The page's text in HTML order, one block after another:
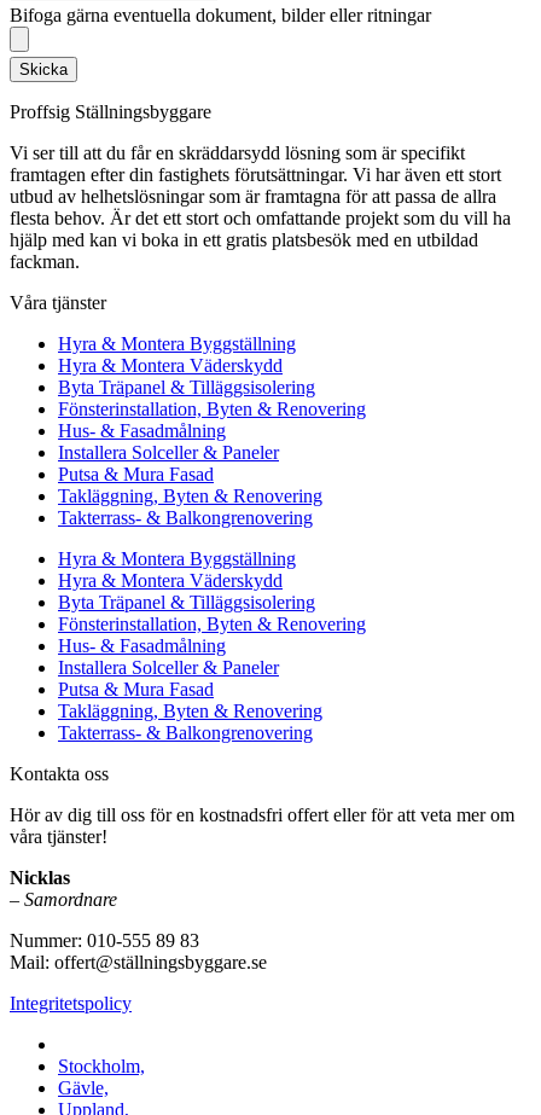
Bifoga gärna eventuella dokument, bilder eller ritningar
Skicka
Proffsig Ställningsbyggare
Vi ser till att du får en skräddarsydd lösning som är specifikt
framtagen efter din fastighets förutsättningar. Vi har även ett stort
utbud av helhetslösningar som är framtagna för att passa de allra
flesta behov. Är det ett stort och omfattande projekt som du vill ha
hjälp med kan vi boka in ett gratis platsbesök med en utbildad
fackman.
Våra tjänster
Hyra & Montera Byggställning
Hyra & Montera Väderskydd
Byta Träpanel & Tilläggsisolering
Fönsterinstallation, Byten & Renovering
Hus- & Fasadmålning
Installera Solceller & Paneler
Putsa & Mura Fasad
Takläggning, Byten & Renovering
Takterrass- & Balkongrenovering
Hyra & Montera Byggställning
Hyra & Montera Väderskydd
Byta Träpanel & Tilläggsisolering
Fönsterinstallation, Byten & Renovering
Hus- & Fasadmålning
Installera Solceller & Paneler
Putsa & Mura Fasad
Takläggning, Byten & Renovering
Takterrass- & Balkongrenovering
Kontakta oss
Hör av dig till oss för en kostnadsfri offert eller för att veta mer om
våra tjänster!
Nicklas
– Samordnare
Nummer: 010-555 89 83
Mail: offert@ställningsbyggare.se
Integritetspolicy
Stockholm,
Gävle,
Uppland,